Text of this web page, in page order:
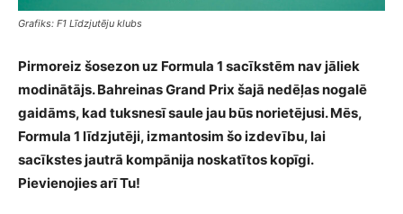
Grafiks: F1 Līdzjutēju klubs
Pirmoreiz šosezon uz Formula 1 sacīkstēm nav jāliek
modinātājs. Bahreinas Grand Prix šajā nedēļas nogalē
gaidāms, kad tuksnesī saule jau būs norietējusi. Mēs,
Formula 1 līdzjutēji, izmantosim šo izdevību, lai
sacīkstes jautrā kompānija noskatītos kopīgi.
Pievienojies arī Tu!